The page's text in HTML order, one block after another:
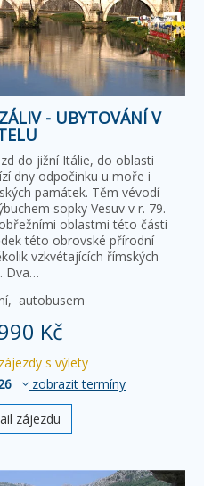
- UBYTOVÁNÍ V
do jižní Itálie, do oblasti
dny odpočinku u moře i
památek. Těm vévodí
sopky Vesuv v r. 79.
oblastmi této části
této obrovské přírodní
vzkvétajících římských
Dva…
autobusem
Kč
s výlety
zobrazit termíny
zájezdu